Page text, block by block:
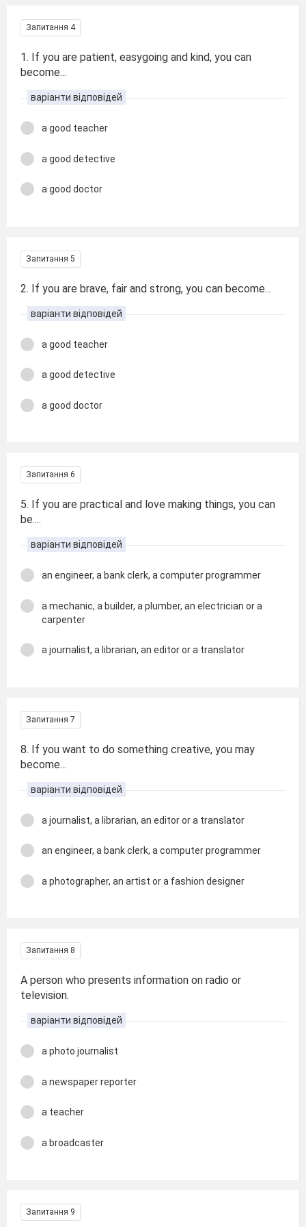
Запитання 4
1. If you are patient, easygoing and kind, you can
become...
варіанти відповідей
a good teacher
a good detective
a good doctor
Запитання 5
2. If you are brave, fair and strong, you can become...
варіанти відповідей
a good teacher
a good detective
a good doctor
Запитання 6
5. If you are practical and love making things, you can
be....
варіанти відповідей
an engineer, a bank clerk, a computer programmer
a mechanic, a builder, a plumber, an electrician or a
carpenter
a journalist, a librarian, an editor or a translator
Запитання 7
8. If you want to do something creative, you may
become...
варіанти відповідей
a journalist, a librarian, an editor or a translator
an engineer, a bank clerk, a computer programmer
a photographer, an artist or a fashion designer
Запитання 8
A person who presents information on radio or
television.
варіанти відповідей
a photo journalist
a newspaper reporter
a teacher
a broadcaster
Запитання 9